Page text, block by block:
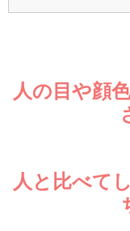
※メールアドレスは、江
登録されますが、いつで
※メールアドレスは、プ
人の目や顔
人と比べて